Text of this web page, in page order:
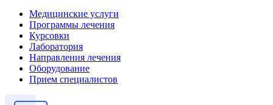
Медицинские услуги
Программы лечения
Курсовки
Лаборатория
Направления лечения
Оборудование
Прием специалистов